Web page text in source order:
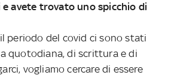
e avete trovato uno spicchio di
periodo del covid ci sono stati
quotodiana, di scrittura e di
vogliamo cercare di essere